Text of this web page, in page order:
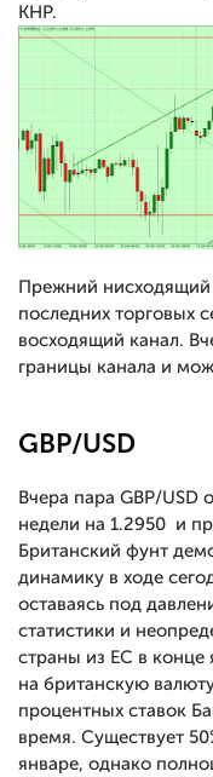
КНР.
Прежний нисходящий
последних торговых
восходящий канал.
границы канала и
GBP/USD
Вчера пара GBP/
недели на 1.2950 и
Британский фунт
динамику в ходе
оставаясь под
статистики и
страны из ЕС в конце
на британскую
процентных ставок
время. Существует
январе, однако